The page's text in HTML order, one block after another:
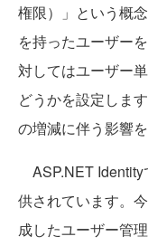
権限）」という概
を持ったユーザー
対してはユーザー
どうかを設定しま
の増減に伴う影響
ASP.NET Identity
供されています。
成したユーザー管